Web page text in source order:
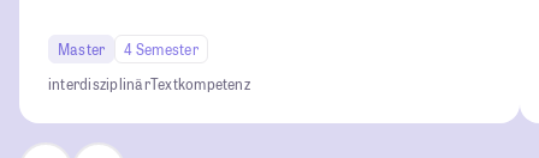
Master
4 Semester
interdisziplinärTextkompetenz